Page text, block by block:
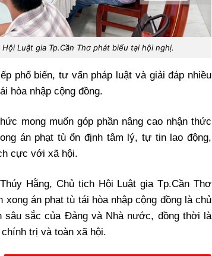
Luật gia Tp.Cần Thơ phát biểu tại hội nghị.
phổ biến, tư vấn pháp luật và giải đáp nhiều
hòa nhập cộng đồng.
mong muốn góp phần nâng cao nhận thức
án phạt tù ổn định tâm lý, tự tin lao động,
cực với xã hội.
Hằng, Chủ tịch Hội Luật gia Tp.Cần Thơ
án phạt tù tái hòa nhập cộng đồng là chủ
sâu sắc của Đảng và Nhà nước, đồng thời là
trị và toàn xã hội.